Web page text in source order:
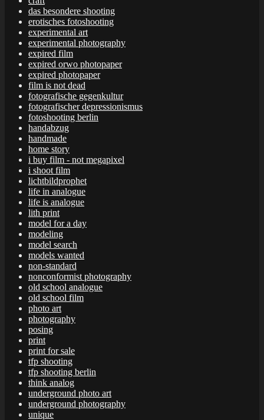
das besondere shooting
erotisches fotoshooting
experimental art
experimental photography
expired film
expired orwo photopaper
expired photopaper
film is not dead
fotografische gegenkultur
fotografischer depressionismus
fotoshooting berlin
handabzug
handmade
home story
i buy film - not megapixel
i shoot film
lichtbildprophet
life in analogue
life is analogue
lith print
model for a day
modeling
model search
models wanted
non-standard
nonconformist photography
old school analogue
old school film
photo art
photography
posing
print
print for sale
tfp shooting
tfp shooting berlin
think analog
underground photo art
underground photography
unique